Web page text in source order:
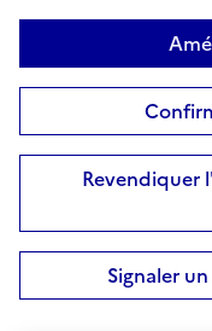
Revendiquer
Signaler